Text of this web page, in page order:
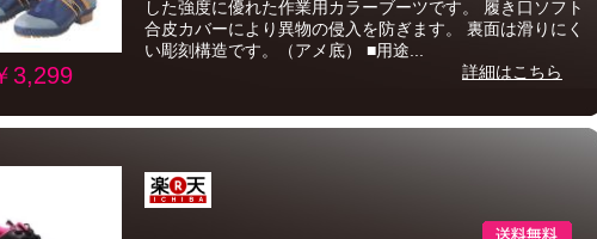
3,299
した強度に優れた作業用カラーブーツです。 履き口ソフト
合皮カバーにより異物の侵入を防ぎます。 裏面は滑りにく
い彫刻構造です。（アメ底） ■用途...
詳細はこちら